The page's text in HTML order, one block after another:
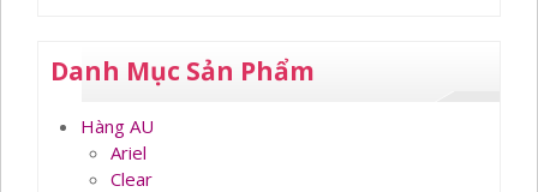
Danh Mục Sản Phẩm
Hàng AU
Ariel
Clear